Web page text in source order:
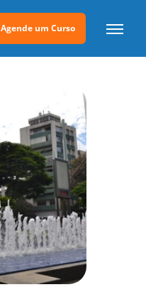
Agende um Curso